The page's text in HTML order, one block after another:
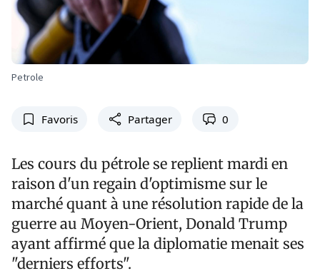
Petrole
Favoris Partager 0
Les cours du pétrole se replient mardi en
raison d'un regain d'optimisme sur le
marché quant à une résolution rapide de la
guerre au Moyen-Orient, Donald Trump
ayant affirmé que la diplomatie menait ses
"derniers efforts".